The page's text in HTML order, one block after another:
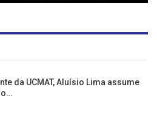
da UCMAT, Aluísio Lima assume